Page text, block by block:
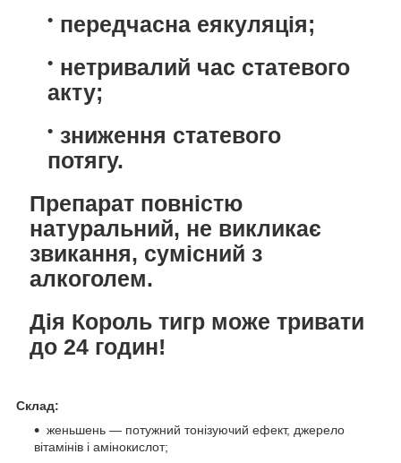
передчасна еякуляція;
нетривалий час статевого
акту;
зниження статевого
потягу.
Препарат повністю
натуральний, не викликає
звикання, сумісний з
алкоголем.
Дія Король тигр може тривати
до 24 годин!
Склад:
женьшень ― потужний тонізуючий ефект, джерело
вітамінів і амінокислот;